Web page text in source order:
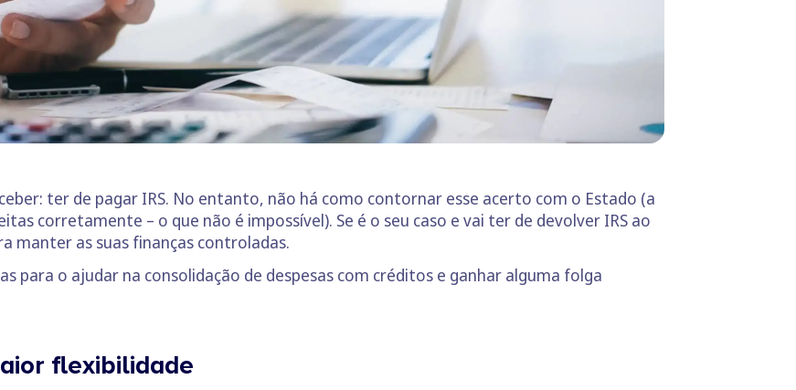
ter de pagar IRS. No entanto, não há como contornar esse acerto com o Estado (a
corretamente – o que não é impossível). Se é o seu caso e vai ter de devolver IRS ao
manter as suas finanças controladas.
para o ajudar na consolidação de despesas com créditos e ganhar alguma folga
flexibilidade